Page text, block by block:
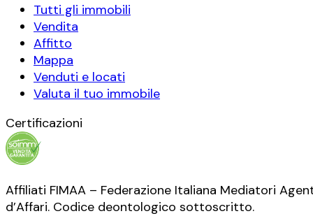
Tutti gli immobili
Vendita
Affitto
Mappa
Venduti e locati
Valuta il tuo immobile
Certificazioni
Affiliati FIMAA – Federazione Italiana Mediatori
d’Affari. Codice deontologico sottoscritto.